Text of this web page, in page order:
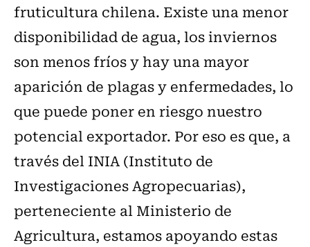
fruticultura chilena. Existe una menor
disponibilidad de agua, los inviernos
son menos fríos y hay una mayor
aparición de plagas y enfermedades, lo
que puede poner en riesgo nuestro
potencial exportador. Por eso es que, a
través del INIA (Instituto de
Investigaciones Agropecuarias),
perteneciente al Ministerio de
Agricultura, estamos apoyando estas